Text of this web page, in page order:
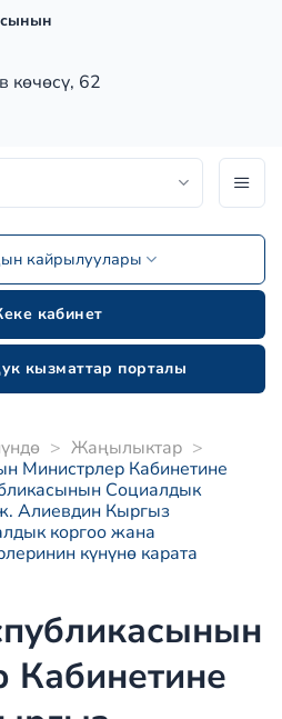
көчөсү, 62
кайрылуулары
кабинет
кызматтар порталы
> Жаңылыктар >
Министрлер Кабинетине
Социалдык
Алиевдин Кыргыз
коргоо жана
күнүнө карата
Кабинетине